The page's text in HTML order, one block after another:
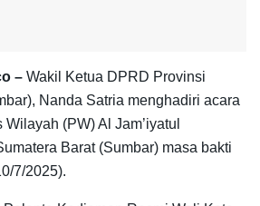
– Wakil Ketua DPRD Provinsi
Nanda Satria menghadiri acara
(PW) Al Jam’iyatul
Barat (Sumbar) masa bakti
7/2025).